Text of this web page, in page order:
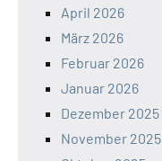
April 2026
März 2026
Februar 2026
Januar 2026
Dezember 2025
November 2025